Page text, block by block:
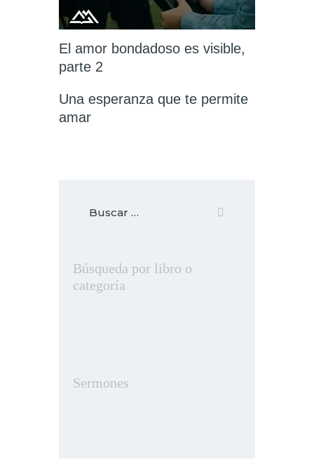
El amor bondadoso es visible,
parte 2
Una esperanza que te permite
amar
Búsqueda por libro o
categoría
Sermones